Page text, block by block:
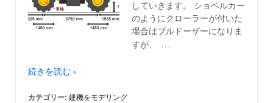
していきます。 ショベルカー
のようにクローラーが付いた
場合はブルドーザーになりま
すが、
…
続きを読む ›
カテゴリー: 建機をモデリング